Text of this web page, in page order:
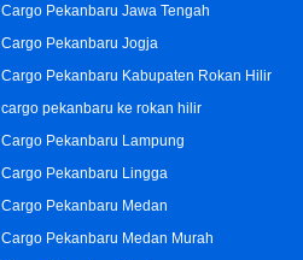
Cargo Pekanbaru Jawa Tengah
Cargo Pekanbaru Jogja
Cargo Pekanbaru Kabupaten Rokan Hilir
cargo pekanbaru ke rokan hilir
Cargo Pekanbaru Lampung
Cargo Pekanbaru Lingga
Cargo Pekanbaru Medan
Cargo Pekanbaru Medan Murah